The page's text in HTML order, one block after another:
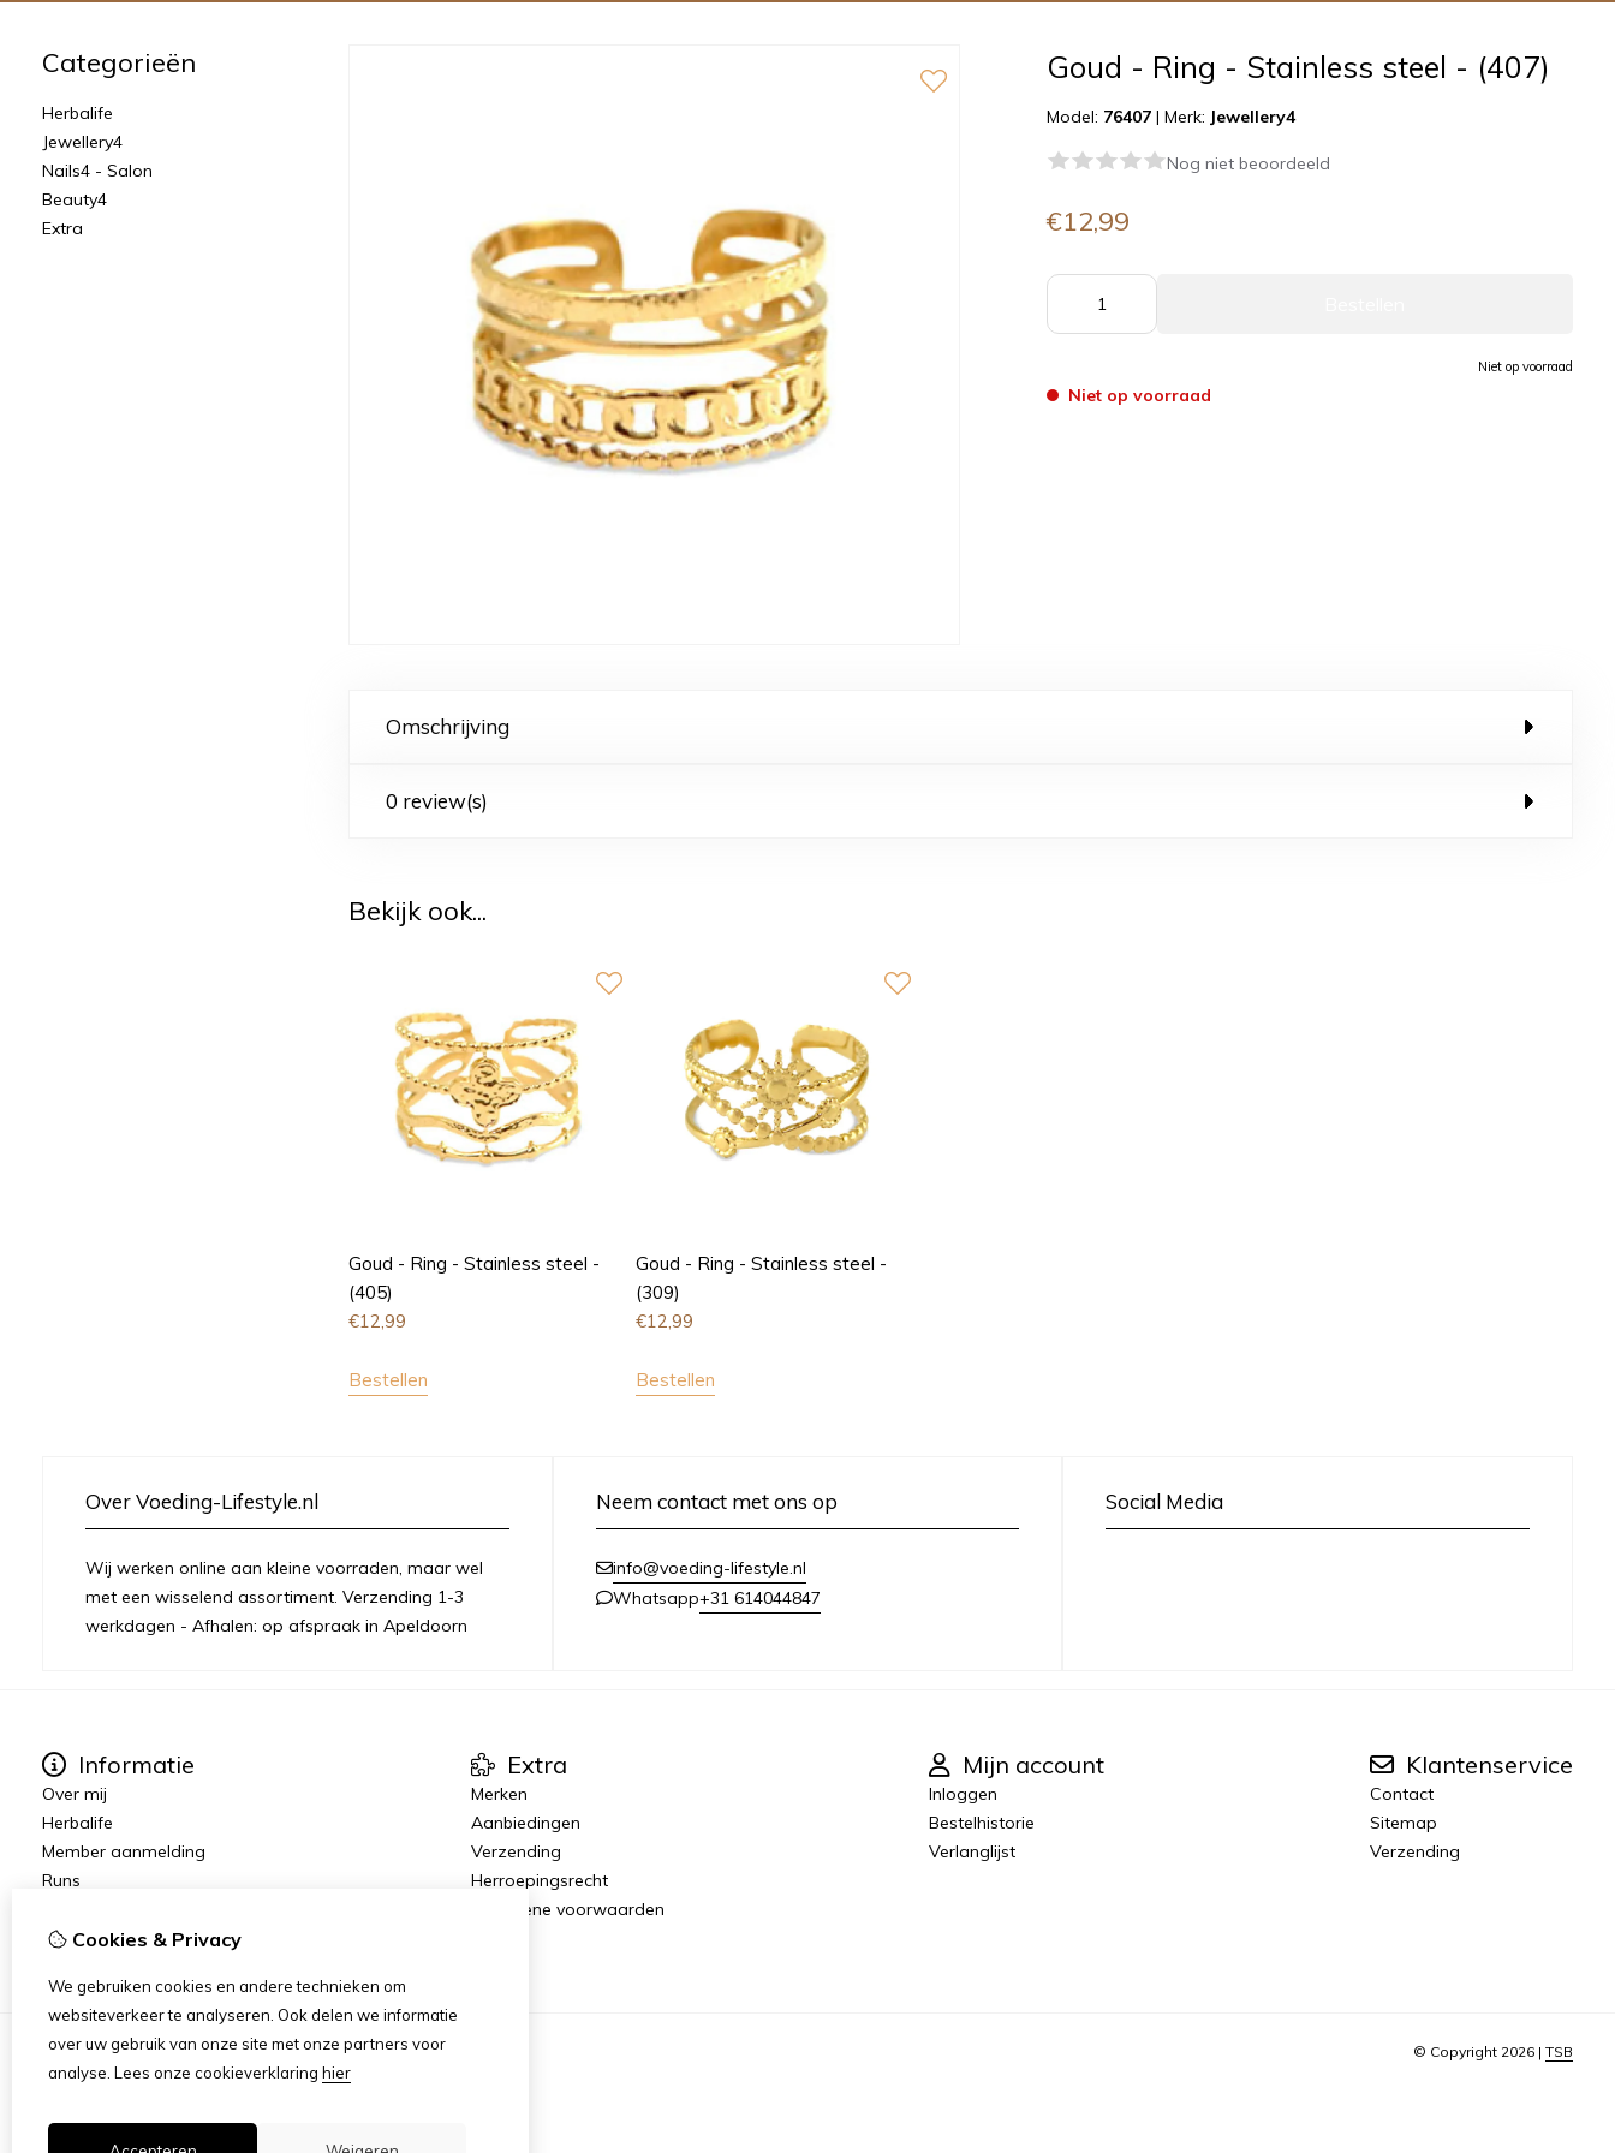
Categorieën
Herbalife
Jewellery4
Nails4 - Salon
Beauty4
Extra
Goud - Ring - Stainless steel - (407)
Model: 76407 | Merk: Jewellery4
Nog niet beoordeeld
€12,99
Niet op voorraad
Niet op voorraad
Omschrijving
0 review(s)
Bekijk ook...
Goud - Ring - Stainless steel -
(405)
€12,99
Bestellen
Goud - Ring - Stainless steel -
(309)
€12,99
Bestellen
Over Voeding-Lifestyle.nl
Wij werken online aan kleine voorraden, maar wel
met een wisselend assortiment. Verzending 1-3
werkdagen - Afhalen: op afspraak in Apeldoorn
Neem contact met ons op
info@voeding-lifestyle.nl
Whatsapp+31 614044847
Social Media
Informatie
Over mij
Herbalife
Member aanmelding
Runs
Vacatures
Extra
Merken
Aanbiedingen
Verzending
Herroepingsrecht
Algemene voorwaarden
Mijn account
Inloggen
Bestelhistorie
Verlanglijst
Klantenservice
Contact
Sitemap
Verzending
© Copyright 2026 | TSB
Cookies & Privacy
We gebruiken cookies en andere technieken om
websiteverkeer te analyseren. Ook delen we informatie
over uw gebruik van onze site met onze partners voor
analyse. Lees onze cookieverklaring hier